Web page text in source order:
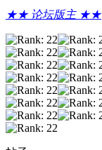
★★ 论坛版主 ★★